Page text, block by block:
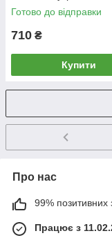
Silvia 1999-2002
Готово до відправки
710 ₴
Купити
Про нас
99% позитивних
Працює з